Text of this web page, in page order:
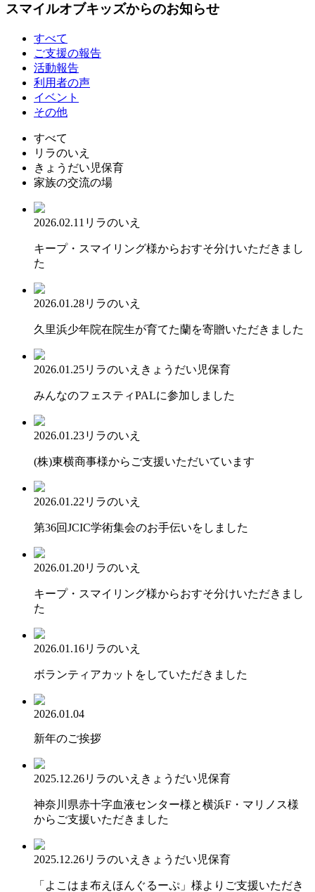
スマイルオブキッズからのお知らせ
すべて
ご支援の報告
活動報告
利用者の声
イベント
その他
すべて
リラのいえ
きょうだい児保育
家族の交流の場
2026.02.11 リラのいえ
キープ・スマイリング様からおすそ分けいただきまし
た
2026.01.28リラのいえ
久里浜少年院在院生が育てた蘭を寄贈いただきました
2026.01.25リラのいえ きょうだい児保育
みんなのフェスティPALに参加しました
2026.01.23リラのいえ
(株)東横商事様からご支援いただいています
2026.01.22 リラのいえ
第36回JCIC学術集会のお手伝いをしました
2026.01.20リラのいえ
キープ・スマイリング様からおすそ分けいただきまし
た
2026.01.16リラのいえ
ボランティアカットをしていただきました
2026.01.04
新年のご挨拶
2025.12.26リラのいえ きょうだい児保育
神奈川県赤十字血液センター様と横浜F・マリノス様
からご支援いただきました
2025.12.26リラのいえ きょうだい児保育
「よこはま布えほんぐるーぷ」様よりご支援いただき